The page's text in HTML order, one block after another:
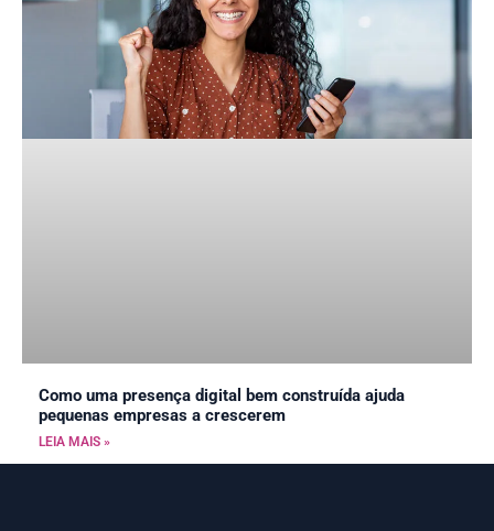
Como uma presença digital bem construída ajuda
pequenas empresas a crescerem
LEIA MAIS »